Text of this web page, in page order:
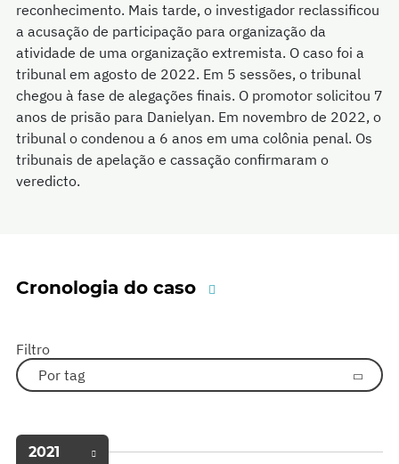
reconhecimento. Mais tarde, o investigador reclassificou
a acusação de participação para organização da
atividade de uma organização extremista. O caso foi a
tribunal em agosto de 2022. Em 5 sessões, o tribunal
chegou à fase de alegações finais. O promotor solicitou 7
anos de prisão para Danielyan. Em novembro de 2022, o
tribunal o condenou a 6 anos em uma colônia penal. Os
tribunais de apelação e cassação confirmaram o
veredicto.
Cronologia do caso
Filtro
Por tag
2021